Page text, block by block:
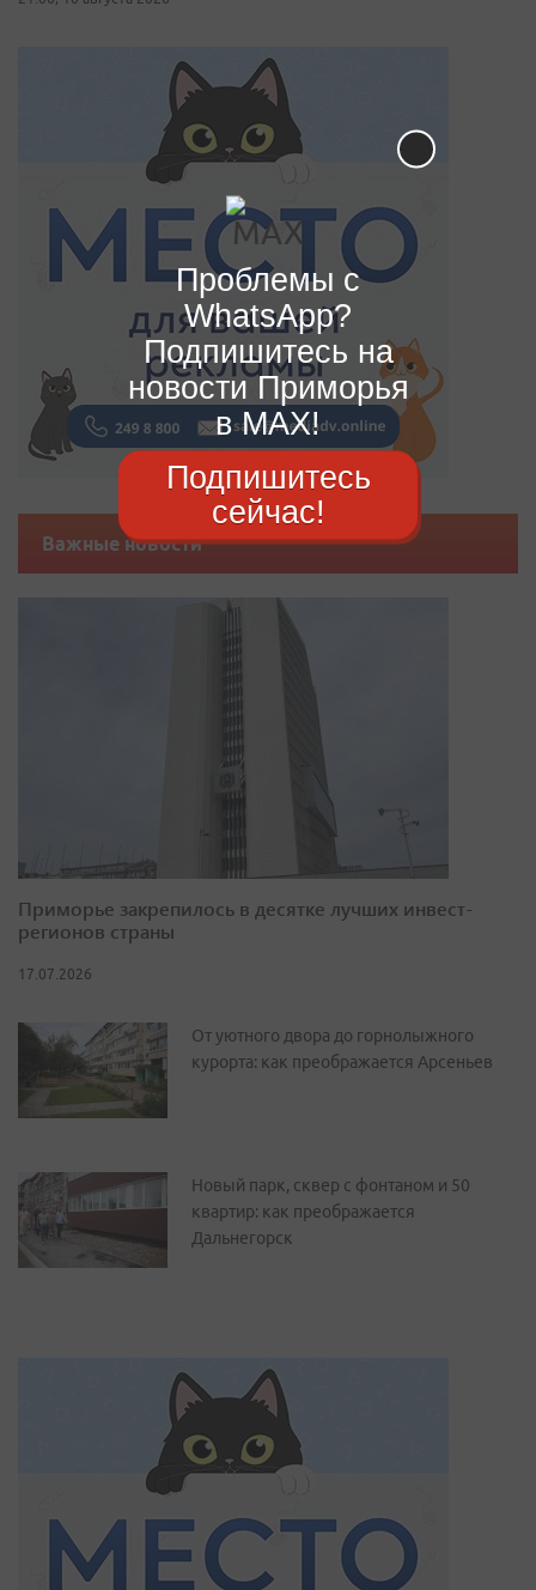
Важные новости
Приморье закрепилось в десятке лучших инвест-
регионов страны
17.07.2026
От уютного двора до горнолыжного
курорта: как преображается Арсеньев
Новый парк, сквер с фонтаном и 50
квартир: как преображается
Дальнегорск
Проблемы с
WhatsApp?
Подпишитесь на
новости Приморья
в MAX!
Подпишитесь
сейчас!